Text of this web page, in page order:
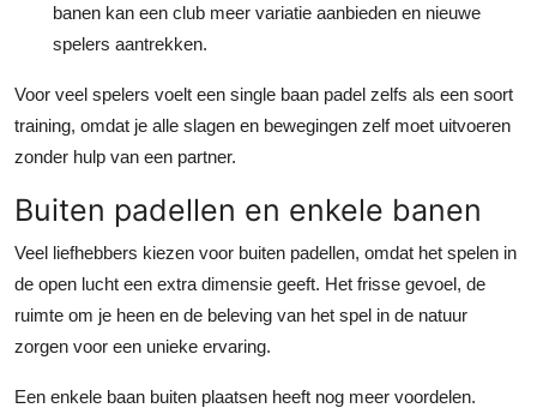
banen kan een club meer variatie aanbieden en nieuwe
spelers aantrekken.
Voor veel spelers voelt een single baan padel zelfs als een soort
training, omdat je alle slagen en bewegingen zelf moet uitvoeren
zonder hulp van een partner.
Buiten padellen en enkele banen
Veel liefhebbers kiezen voor buiten padellen, omdat het spelen in
de open lucht een extra dimensie geeft. Het frisse gevoel, de
ruimte om je heen en de beleving van het spel in de natuur
zorgen voor een unieke ervaring.
Een enkele baan buiten plaatsen heeft nog meer voordelen.